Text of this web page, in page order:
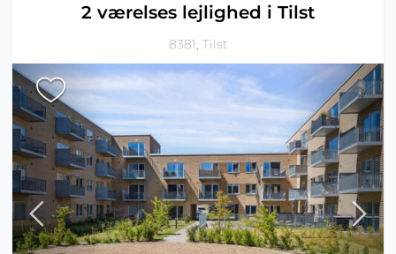
2 værelses lejlighed i Tilst
8381, Tilst